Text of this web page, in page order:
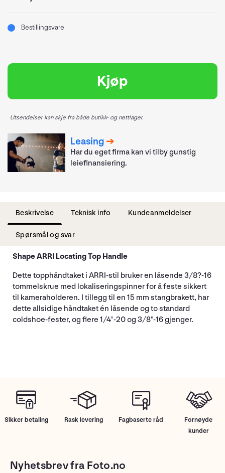
Bestillingsvare
Kjøp
Utsendelser kan skje fra både butikk- og nettlager.
Leasing
Har du eget firma kan vi tilby gunstig
leiefinansiering.
Beskrivelse Teknisk info Kundeanmeldelser
Spørsmål og svar
Shape ARRI Locating Top Handle
Dette topphåndtaket i ARRI-stil bruker en låsende 3/8?-16
tommelskrue med lokaliseringspinner for å feste sikkert
til kameraholderen. I tillegg til en 15 mm stangbrakett, har
dette allsidige håndtaket én låsende og to standard
coldshoe-fester, og flere 1/4"-20 og 3/8"-16 gjenger.
Sikker betaling Rask levering Fagbaserte råd
Fornøyde
kunder
Nyhetsbrev fra Foto.no